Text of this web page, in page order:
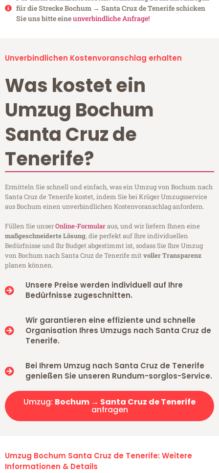
für die Strecke Bochum → Santa Cruz de Tenerife schicken
Sie uns bitte eineunverbindliche Anfrage!
Unverbindlichen Kostenvoranschlag erhalten
Was kostet ein
Umzug Bochum
Santa Cruz de
Tenerife?
Ermitteln Sie schnell und einfach, was ein Umzug von Bochum nach
Santa Cruz de Tenerife kostet, indem Sie bei Krüger Umzugsservice
aus Bochum einen unverbindlichen Kostenvoranschlag anfordern.
Füllen Sie unserOnline-Formularaus, und wir liefern Ihnen eine
maßgeschneiderte Lösung, die perfekt auf Ihre individuellen
Bedürfnisse und Ihr Budget abgestimmt ist, sodass Sie Ihre Umzug
von Bochum nach Santa Cruz de Tenerife mitvoller Transparenz
planen können.
Unsere Preise werden individuell auf Ihre
Bedürfnisse zugeschnitten.
Wir garantieren eine effiziente und schnelle
Organisation Ihres Umzugs nach Santa Cruz de
Tenerife.
Bei Ihrem Umzug nach Santa Cruz de Tenerife
genießen Sie unseren Rundum-sorglos-Service.
Umzug: Bochum → Santa Cruz de Tenerife
anfragen
Umzug Bochum Santa Cruz de Tenerife: Weitere
Informationen & Details